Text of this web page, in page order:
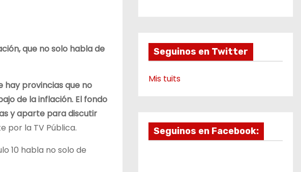
que no solo habla de
hay provincias que no
de la inflación. El fondo
y aparte para discutir
por la TV Pública.
10 habla no solo de
e
o
Seguinos en Twitter
Mis tuits
Seguinos en Facebook: